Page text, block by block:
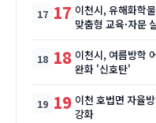
17 이천시, 유해화학
맞춤형 교육·자문
18 이천시, 여름방학
완화 '신호탄'
19 이천 호법면 자율
강화